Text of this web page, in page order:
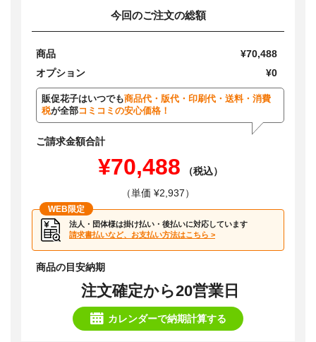
今回のご注文の総額
商品
¥70,488
オプション
¥0
販促花子はいつでも商品代・版代・印刷代・送料・消費
税が全部コミコミの安心価格！
ご請求金額合計
¥70,488
（税込）
（単価 ¥2,937）
WEB限定
法人・団体様は掛け払い・後払いに対応しています
請求書払いなど、お支払い方法はこちら >
商品の目安納期
注文確定から20営業日
カレンダーで納期計算する